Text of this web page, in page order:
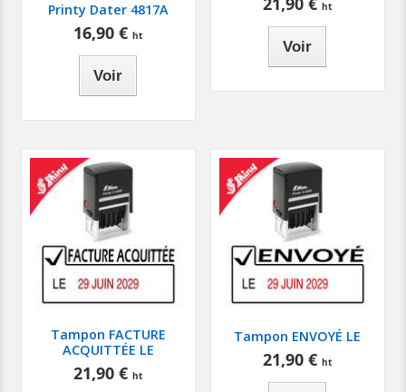
Printy Dater 4817A
16,90 €
Voir
Voir
Tampon FACTURE
ACQUITTÉE LE
21,90 €
Tampon ENVOYÉ LE
21,90 €